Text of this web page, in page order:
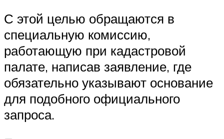
С этой целью обращаются в
специальную комиссию,
работающую при кадастровой
палате, написав заявление, где
обязательно указывают основание
для подобного официального
запроса.